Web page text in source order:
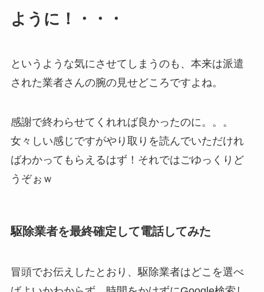
ように！・・・
というような気にさせてしまうのも、本来は派遣
された業者さんの腕の見せどころですよね。
感謝で終わらせてくれれば良かったのに。。。
女々しい感じですがやり取りを読んでいただけれ
ばわかってもらえるはず！それではごゆっくりど
うぞぉｗ
駆除業者を最終確定して電話してみた
冒頭でお伝えしたとおり、駆除業者はどこを選べ